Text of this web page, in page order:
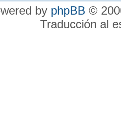
by phpBB ©
Traducción al